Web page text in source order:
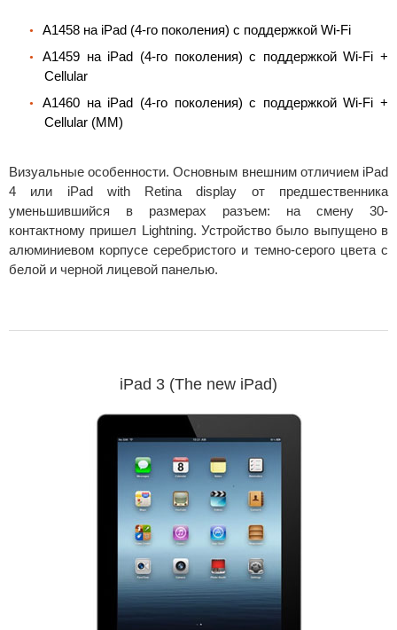
A1458 на iPad (4-го поколения) с поддержкой Wi-Fi
A1459 на iPad (4-го поколения) с поддержкой Wi-Fi +
Cellular
A1460 на iPad (4-го поколения) с поддержкой Wi-Fi +
Cellular (MM)
Визуальные особенности. Основным внешним отличием iPad
4 или iPad with Retina display от предшественника
уменьшившийся в размерах разъем: на смену 30-
контактному пришел Lightning. Устройство было выпущено в
алюминиевом корпусе серебристого и темно-серого цвета с
белой и черной лицевой панелью.
iPad 3 (The new iPad)